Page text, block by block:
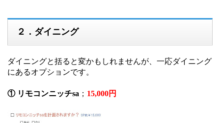
２．ダイニング
ダイニングと括ると変かもしれませんが、一応ダイニング
にあるオプションです。
① リモコンニッチsa ； 15,000円